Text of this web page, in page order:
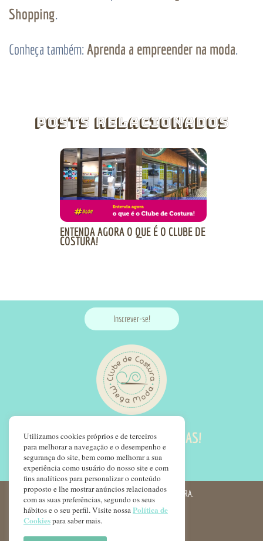
Shopping.
Conheça também:Aprenda a empreender na moda.
Posts Relacionados
ENTENDA AGORA O QUE É O CLUBE DE
COSTURA!
Inscrever-se!
SIGA NOSSAS REDES SOCIAS!
© COPYRIGHT 2022 - CLUBE DE COSTURA.
FAQ LGPD
Utilizamos cookies próprios e de terceiros
para melhorar a navegação e o desempenho e
segurança do site, bem como melhorar a sua
experiência como usuário do nosso site e com
fins analíticos para personalizar o conteúdo
proposto e lhe mostrar anúncios relacionados
com as suas preferências, segundo os seus
hábitos e o seu perfil. Visite nossaPolítica de
Cookiespara saber mais.